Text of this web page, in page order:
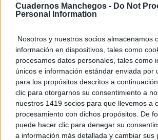
Cuadernos Manchegos - Do Not
Personal Information
Nosotros y nuestros socios almacenamos
información en dispositivos, tales como
procesamos datos personales, tales como
únicos e información estándar enviada por
para los propósitos descritos a
clic para otorgarnos su consentimiento a
nuestros 1419 socios para que llevemos a
procesamiento con dichos propósitos. De
puede hacer clic para denegar su
a información más detallada y cambiar sus
Núñez lamenta que CLM
La inteligencia artificial y
verticales marcan la
06/08/2026
Tamajón se prepara para
cultura, tradición y...
06/08/2026